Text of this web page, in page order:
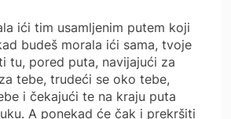
ići tim usamljenim putem koji
budeš morala ići sama, tvoje
tu, pored puta, navijajući za
tebe, trudeći se oko tebe,
i čekajući te na kraju puta
A ponekad će čak i prekršiti